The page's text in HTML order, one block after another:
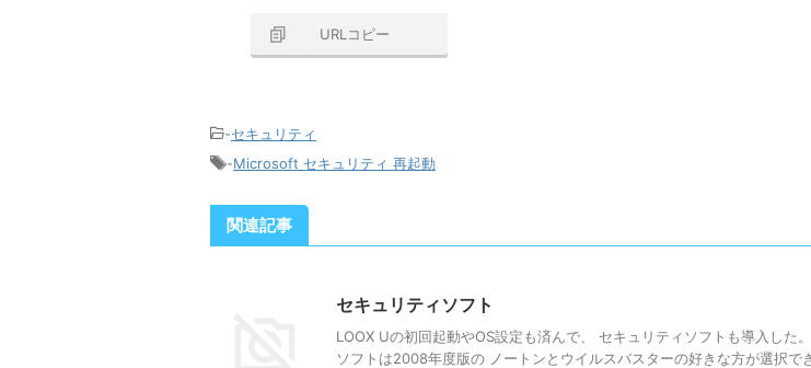
URLコピー
-セキュリティ
-Microsoft セキュリティ 再起動
関連記事
セキュリティソフト
LOOX Uの初回起動やOS設定も済んで、 セキュリティソフトも導入した
ソフトは2008年度版の ノートンとウイルスバスターの好きな方が選択で